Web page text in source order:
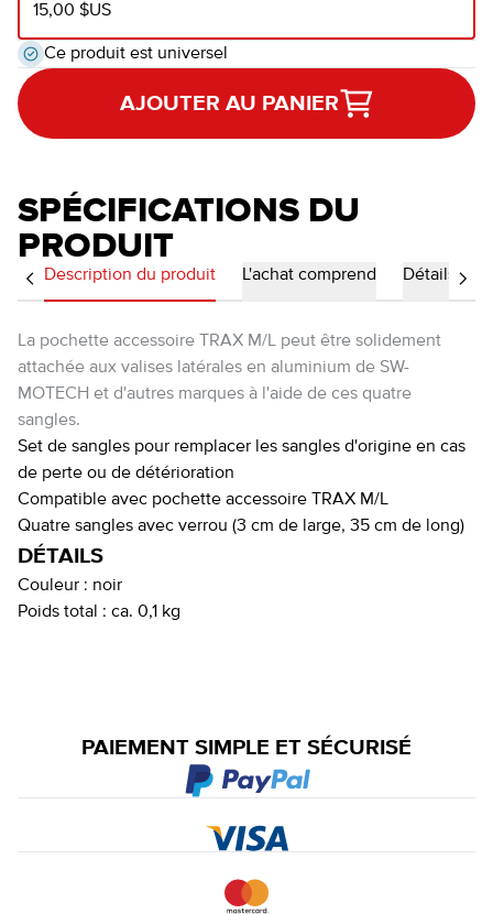
15,00 $US
Ce produit est universel
AJOUTER AU PANIER
SPÉCIFICATIONS DU
PRODUIT
Description du produit L'achat comprend Détails
La pochette accessoire TRAX M/L peut être solidement
attachée aux valises latérales en aluminium de SW-
MOTECH et d'autres marques à l'aide de ces quatre
sangles.
Set de sangles pour remplacer les sangles d'origine en cas
de perte ou de détérioration
Compatible avec pochette accessoire TRAX M/L
Quatre sangles avec verrou (3 cm de large, 35 cm de long)
DÉTAILS
Couleur : noir
Poids total : ca. 0,1 kg
PAIEMENT SIMPLE ET SÉCURISÉ